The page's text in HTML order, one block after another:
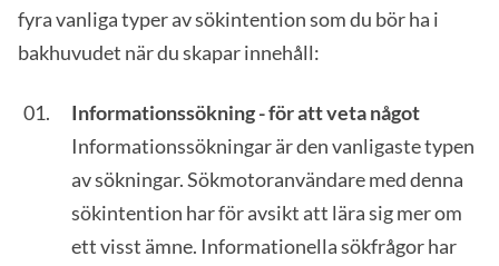
fyra vanliga typer av sökintention som du bör ha i
bakhuvudet när du skapar innehåll:
Informationssökning - för att veta något
Informationssökningar är den vanligaste typen
av sökningar. Sökmotoranvändare med denna
sökintention har för avsikt att lära sig mer om
ett visst ämne. Informationella sökfrågor har